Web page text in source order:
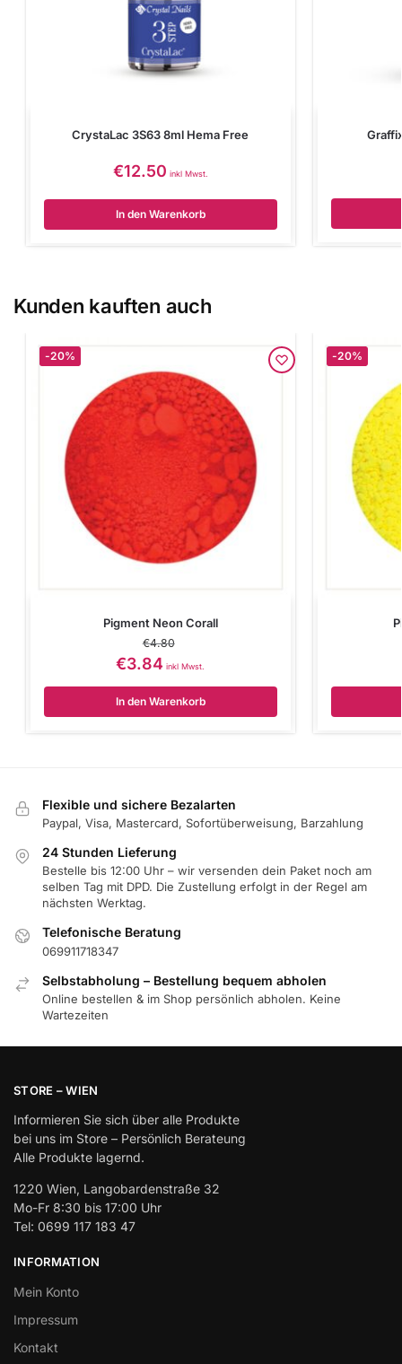
CrystaLac 3S63 8ml Hema Free
€12.50 inkl Mwst.
In den Warenkorb
Kunden kauften auch
-20%
Pigment Neon Corall
€4.80
€3.84 inkl Mwst.
In den Warenkorb
-20%
Flexible und sichere Bezalarten
Paypal, Visa, Mastercard, Sofortüberweisung, Barzahlung
24 Stunden Lieferung
Bestelle bis 12:00 Uhr – wir versenden dein Paket noch am
selben Tag mit DPD. Die Zustellung erfolgt in der Regel am
nächsten Werktag.
Telefonische Beratung
069911718347
Selbstabholung – Bestellung bequem abholen
Online bestellen & im Shop persönlich abholen. Keine
Wartezeiten
STORE – WIEN
Informieren Sie sich über alle Produkte
bei uns im Store – Persönlich Berateung
Alle Produkte lagernd.
1220 Wien, Langobardenstraße 32
Mo-Fr 8:30 bis 17:00 Uhr
Tel: 0699 117 183 47
INFORMATION
Mein Konto
Impressum
Kontakt